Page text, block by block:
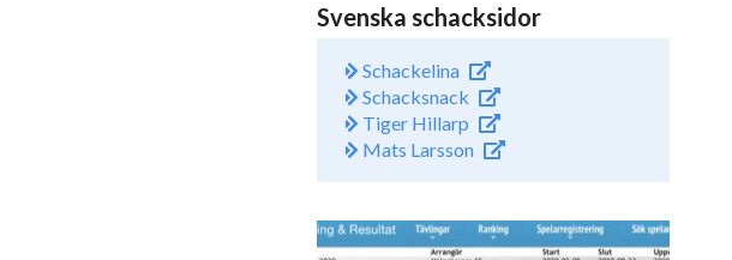
Svenska schacksidor
Schackelina
Schacksnack
Tiger Hillarp
Mats Larsson